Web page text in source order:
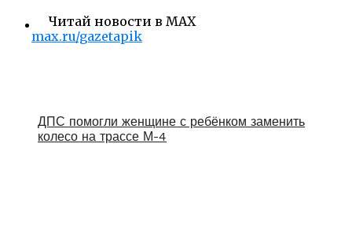
Читай новости в MAX
max.ru/gazetapik
ДПС помогли женщине с ребёнком заменить
колесо на трассе М-4